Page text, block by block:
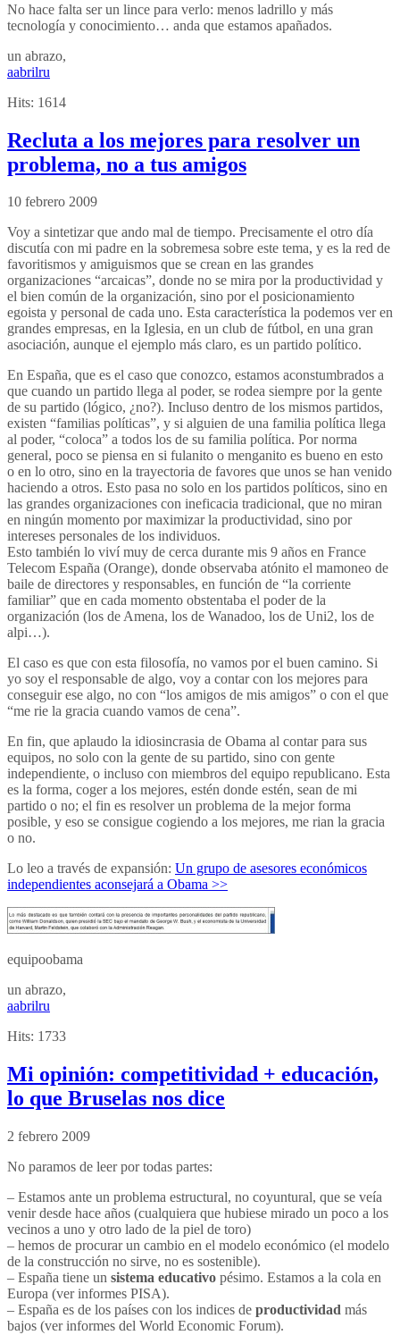
No hace falta ser un lince para verlo: menos ladrillo y más
tecnología y conocimiento… anda que estamos apañados.
un abrazo,
aabrilru
Hits: 1614
Recluta a los mejores para resolver un
problema, no a tus amigos
10 febrero 2009
Voy a sintetizar que ando mal de tiempo. Precisamente el otro día
discutía con mi padre en la sobremesa sobre este tema, y es la red de
favoritismos y amiguismos que se crean en las grandes
organizaciones “arcaicas”, donde no se mira por la productividad y
el bien común de la organización, sino por el posicionamiento
egoista y personal de cada uno. Esta característica la podemos ver en
grandes empresas, en la Iglesia, en un club de fútbol, en una gran
asociación, aunque el ejemplo más claro, es un partido político.
En España, que es el caso que conozco, estamos aconstumbrados a
que cuando un partido llega al poder, se rodea siempre por la gente
de su partido (lógico, ¿no?). Incluso dentro de los mismos partidos,
existen “familias políticas”, y si alguien de una familia política llega
al poder, “coloca” a todos los de su familia política. Por norma
general, poco se piensa en si fulanito o menganito es bueno en esto
o en lo otro, sino en la trayectoria de favores que unos se han venido
haciendo a otros. Esto pasa no solo en los partidos políticos, sino en
las grandes organizaciones con ineficacia tradicional, que no miran
en ningún momento por maximizar la productividad, sino por
intereses personales de los individuos.
Esto también lo viví muy de cerca durante mis 9 años en France
Telecom España (Orange), donde observaba atónito el mamoneo de
baile de directores y responsables, en función de “la corriente
familiar” que en cada momento obstentaba el poder de la
organización (los de Amena, los de Wanadoo, los de Uni2, los de
alpi…).
El caso es que con esta filosofía, no vamos por el buen camino. Si
yo soy el responsable de algo, voy a contar con los mejores para
conseguir ese algo, no con “los amigos de mis amigos” o con el que
“me rie la gracia cuando vamos de cena”.
En fin, que aplaudo la idiosincrasia de Obama al contar para sus
equipos, no solo con la gente de su partido, sino con gente
independiente, o incluso con miembros del equipo republicano. Esta
es la forma, coger a los mejores, estén donde estén, sean de mi
partido o no; el fin es resolver un problema de la mejor forma
posible, y eso se consigue cogiendo a los mejores, me rian la gracia
o no.
Lo leo a través de expansión: Un grupo de asesores económicos
independientes aconsejará a Obama >>
equipoobama
un abrazo,
aabrilru
Hits: 1733
Mi opinión: competitividad + educación,
lo que Bruselas nos dice
2 febrero 2009
No paramos de leer por todas partes:
– Estamos ante un problema estructural, no coyuntural, que se veía
venir desde hace años (cualquiera que hubiese mirado un poco a los
vecinos a uno y otro lado de la piel de toro)
– hemos de procurar un cambio en el modelo económico (el modelo
de la construcción no sirve, no es sostenible).
– España tiene un sistema educativo pésimo. Estamos a la cola en
Europa (ver informes PISA).
– España es de los países con los indices de productividad más
bajos (ver informes del World Economic Forum).